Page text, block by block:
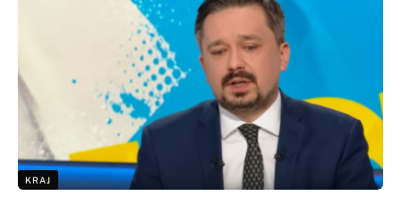
KRAJ